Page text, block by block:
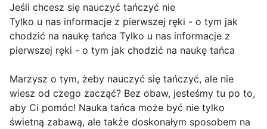
Jeśli chcesz się nauczyć tańczyć nie
Tylko u nas informacje z pierwszej ręki - o tym jak
chodzić na naukę tańca Tylko u nas informacje z
pierwszej ręki - o tym jak chodzić na naukę tańca
Marzysz o tym, żeby nauczyć się tańczyć, ale nie
wiesz od czego zacząć? Bez obaw, jesteśmy tu po to,
aby Ci pomóc! Nauka tańca może być nie tylko
świetną zabawą, ale także doskonałym sposobem na